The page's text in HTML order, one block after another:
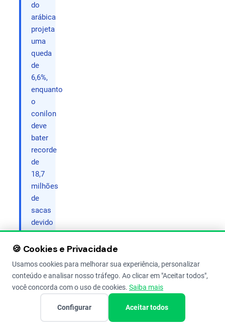
do
arábica
projeta
uma
queda
de
6,6%,
enquanto
o
conilon
deve
bater
recorde
de
18,7
milhões
de
sacas
devido
ao
clima
Se este
🍪 Cookies e Privacidade
Usamos cookies para melhorar sua experiência, personalizar
conteúdo e analisar nosso tráfego. Ao clicar em "Aceitar todos",
você concorda com o uso de cookies. Saiba mais
Configurar Aceitar todos